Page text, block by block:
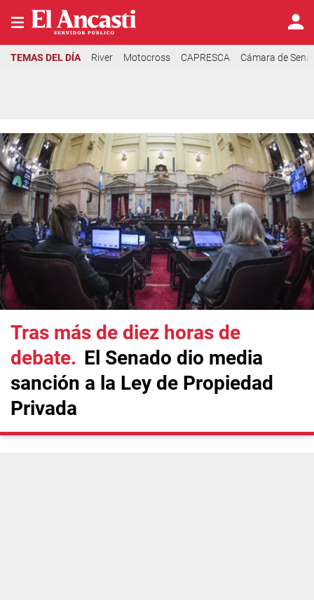
TEMAS DEL DÍA River Motocross CAPRESCA Cámara de
Tras más de diez horas de
debate
El Senado dio media
sanción a la Ley de Propiedad
Privada